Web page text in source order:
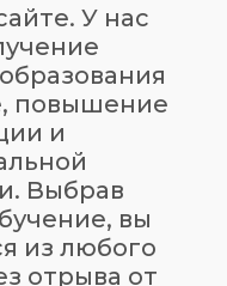
У нас
повышение
и
Выбрав
вы
из любого
отрыва от